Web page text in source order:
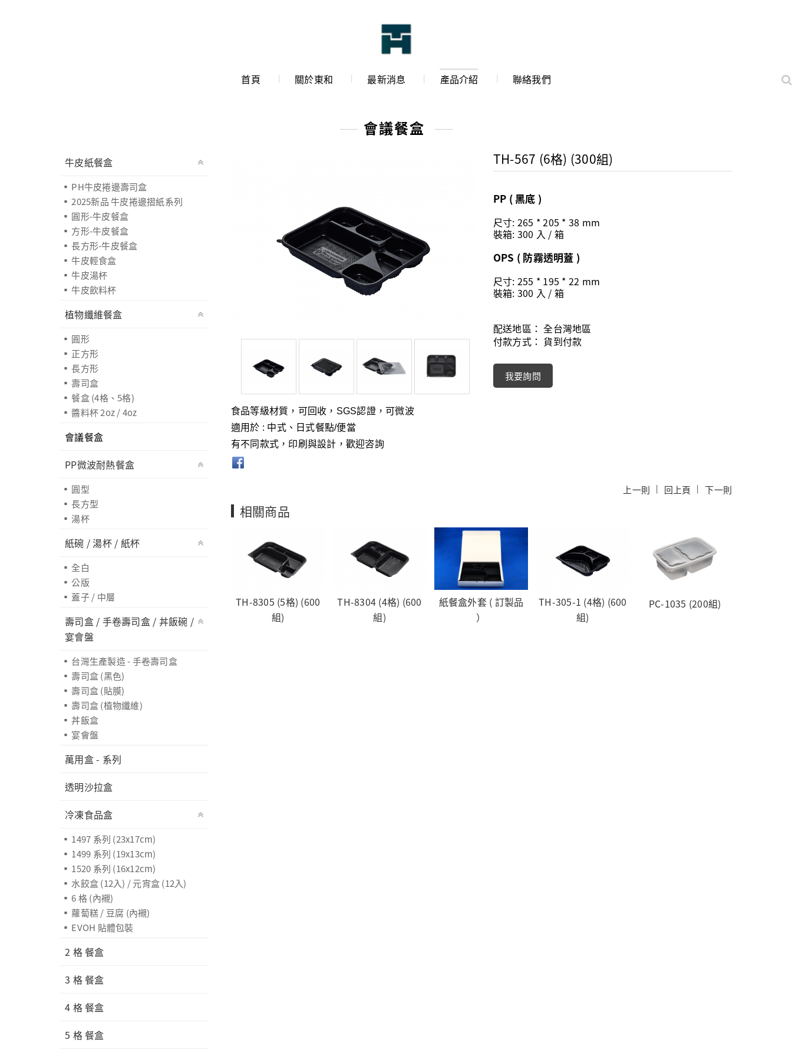
首頁 關於東和 最新消息 產品介紹 聯絡我們
會議餐盒
牛皮紙餐盒
PH牛皮捲邊壽司盒
2025新品 牛皮捲邊摺紙系列
圓形-牛皮餐盒
方形-牛皮餐盒
長方形-牛皮餐盒
牛皮輕食盒
牛皮湯杯
牛皮飲料杯
植物纖維餐盒
圓形
正方形
長方形
壽司盒
餐盒 (4格、5格)
醬料杯 2oz / 4oz
會議餐盒
PP微波耐熱餐盒
圓型
長方型
湯杯
紙碗 / 湯杯 / 紙杯
全白
公版
蓋子 / 中層
壽司盒 / 手卷壽司盒 / 丼飯碗 /
宴會盤
台灣生產製造 - 手卷壽司盒
壽司盒 (黑色)
壽司盒 (貼膜)
壽司盒 (植物纖維)
丼飯盒
宴會盤
萬用盒 - 系列
透明沙拉盒
冷凍食品盒
1497 系列 (23x17cm)
1499 系列 (19x13cm)
1520 系列 (16x12cm)
水餃盒 (12入) / 元宵盒 (12入)
6 格 (內襯)
蘿蔔糕 / 豆腐 (內襯)
EVOH 貼體包裝
2 格 餐盒
3 格 餐盒
4 格 餐盒
5 格 餐盒
TH-567 (6格) (300組)
PP ( 黑底 )
尺寸: 265 * 205 * 38 mm
裝箱: 300 入 / 箱
OPS ( 防霧透明蓋 )
尺寸: 255 * 195 * 22 mm
裝箱: 300 入 / 箱
配送地區：全台灣地區
付款方式： 貨到付款
我要詢問
食品等級材質，可回收， SGS認證，可微波
適用於 : 中式、 日式餐點/便當
有不同款式，印刷與設計，歡迎咨詢
上一則 | 回上頁 |下一則
相關商品
TH-8305 (5格) (600
組)
TH-8304 (4格) (600
組)
紙餐盒外套 ( 訂製品
）
TH-305-1 (4格) (600
組)
PC-1035 (200組)